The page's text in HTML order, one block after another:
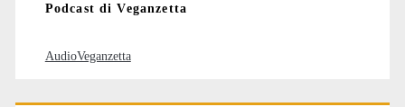
Podcast di Veganzetta
AudioVeganzetta